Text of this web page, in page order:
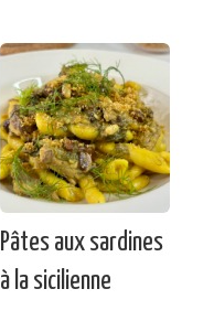
Pâtes aux sardines
à la sicilienne